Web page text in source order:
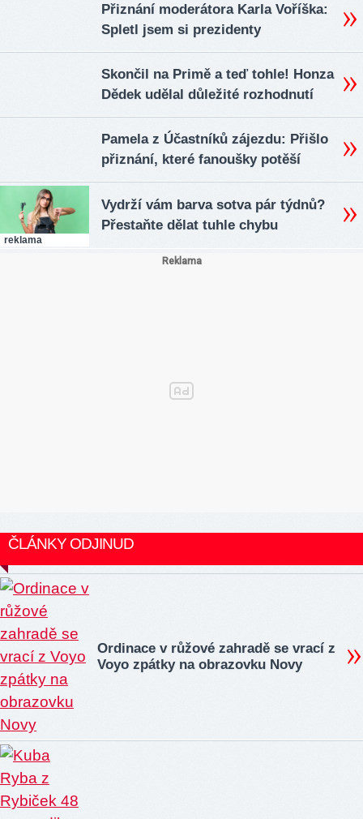
Přiznání moderátora Karla Voříška:
Spletl jsem si prezidenty
Skončil na Primě a teď tohle! Honza
Dědek udělal důležité rozhodnutí
Pamela z Účastníků zájezdu: Přišlo
přiznání, které fanoušky potěší
reklama
Vydrží vám barva sotva pár týdnů?
Přestaňte dělat tuhle chybu
ČLÁNKY ODJINUD
Ordinace v růžové zahradě se vrací z
Voyo zpátky na obrazovku Novy